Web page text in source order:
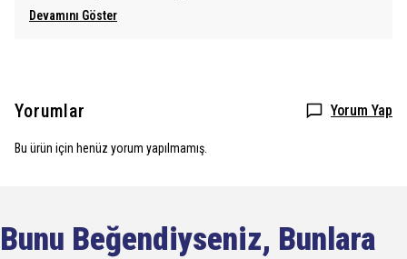
Devamını Göster
Yorumlar Yorum Yap
Bu ürün için henüz yorum yapılmamış.
Bunu Beğendiyseniz, Bunlara